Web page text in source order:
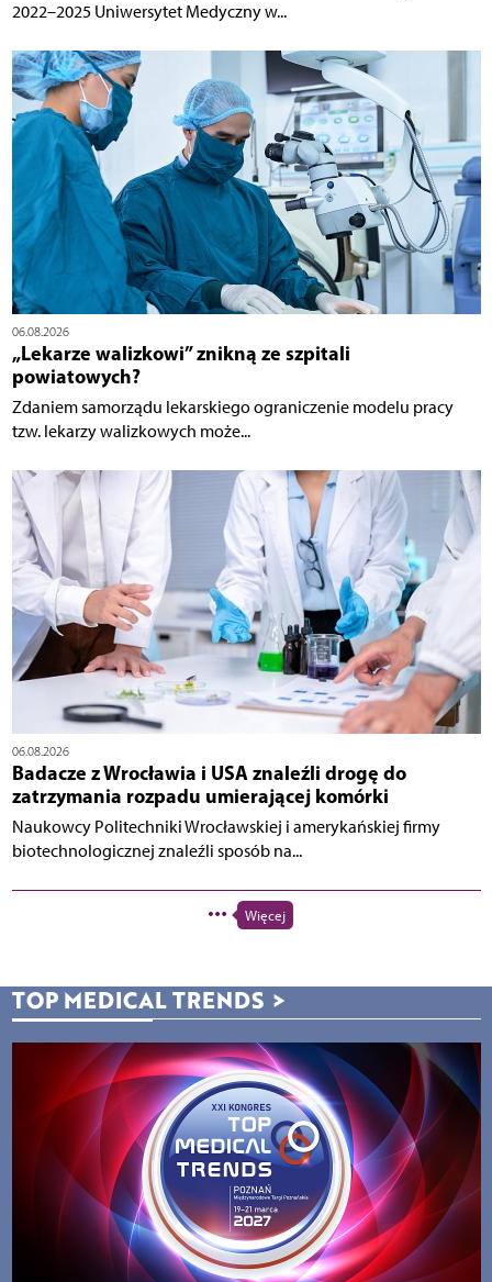
2022–2025 Uniwersytet Medyczny w...
06.08.2026
„Lekarze walizkowi” znikną ze szpitali
powiatowych?
Zdaniem samorządu lekarskiego ograniczenie modelu pracy
tzw. lekarzy walizkowych może...
06.08.2026
Badacze z Wrocławia i USA znaleźli drogę do
zatrzymania rozpadu umierającej komórki
Naukowcy Politechniki Wrocławskiej i amerykańskiej firmy
biotechnologicznej znaleźli sposób na...
Więcej
TOP MEDICAL TRENDS >